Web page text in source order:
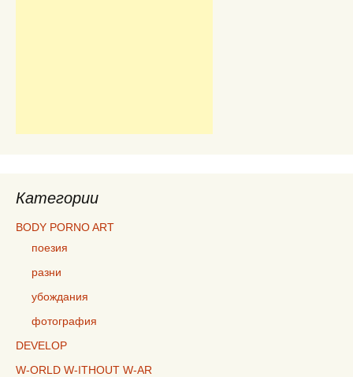
Категории
BODY PORNO ART
поезия
разни
убождания
фотография
DEVELOP
W-ORLD W-ITHOUT W-AR